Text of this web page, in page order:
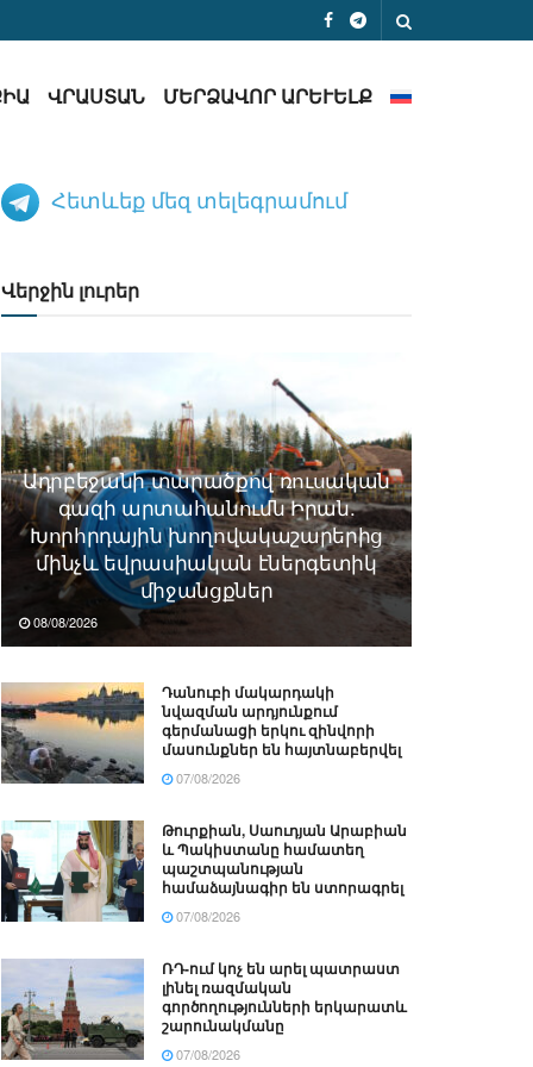
ՎՐԱՍՏԱՆ ՄԵՐՁԱՎՈՐ ԱՐԵՒԵԼՔ
Հետևեք մեզ տելեգրամում
Վերջին լուրեր
Ադրբեջանի տարածքով ռուսական
գազի արտահանումն Իրան.
Խորհրդային խողովակաշարերից
մինչև եվրասիական էներգետիկ
միջանցքներ
08/08/2026
Դանուբի մակարդակի
նվազման արդյունքում
գերմանացի երկու զինվորի
մասունքներ են հայտնաբերվել
07/08/2026
Թուրքիան, Սաուդյան Արաբիան
և Պակիստանը համատեղ
պաշտպանության
համաձայնագիր են ստորագրել
07/08/2026
ՌԴ-ում կոչ են արել պատրաստ
լինել ռազմական
գործողությունների երկարատև
շարունակմանը
07/08/2026